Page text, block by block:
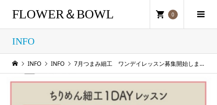
FLOWER＆BOWL 0
INFO
INFO INFO 7月つまみ細工 ワンデイレッスン募集開始しました